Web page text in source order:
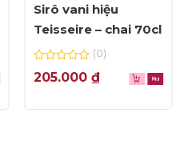
Sirô vani hiệu
Teisseire – chai 70cl
0
out
5
(0)
205.000 ₫